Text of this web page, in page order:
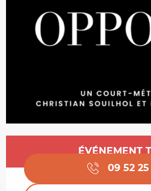
Ouverture etÉVÉNEMENT
09 52